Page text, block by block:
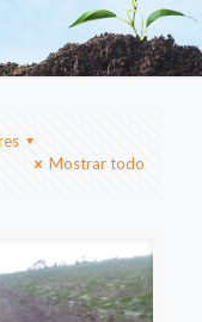
Mostrar todo